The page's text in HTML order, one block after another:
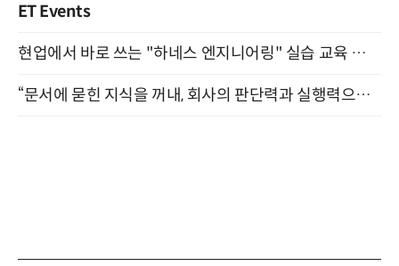
ET Events
현업에서 바로 쓰는 "하네스 엔지니어링" 실습 교육 워크숍 8월 20일 개최
“문서에 묻힌 지식을 꺼내, 회사의 판단력과 실행력으로 바꾸다” (8/20)